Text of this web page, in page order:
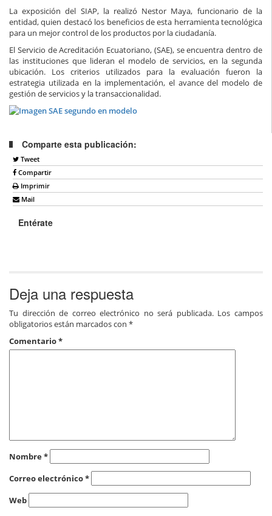
La exposición del SIAP, la realizó Nestor Maya, funcionario de la
entidad, quien destacó los beneficios de esta herramienta tecnológica
para un mejor control de los productos por la ciudadanía.
El Servicio de Acreditación Ecuatoriano, (SAE), se encuentra dentro de
las instituciones que lideran el modelo de servicios, en la segunda
ubicación. Los criterios utilizados para la evaluación fueron la
estrategia utilizada en la implementación, el avance del modelo de
gestión de servicios y la transaccionalidad.
Comparte esta publicación:
Tweet
Compartir
Imprimir
Mail
Entérate
Deja una respuesta
Tu dirección de correo electrónico no será publicada. Los campos
obligatorios están marcados con *
Comentario*
Nombre*
Correo electrónico*
Web